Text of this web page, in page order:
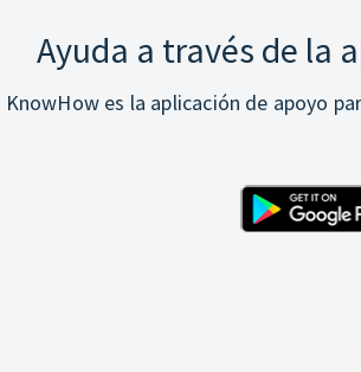
Ayuda a través de la
KnowHow es la aplicación de apoyo